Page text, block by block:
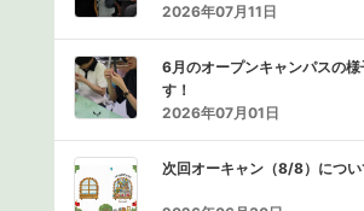
2026年07月11日
6月のオープンキャンパスの様
す！
2026年07月01日
次回オーキャン（8/8）につい